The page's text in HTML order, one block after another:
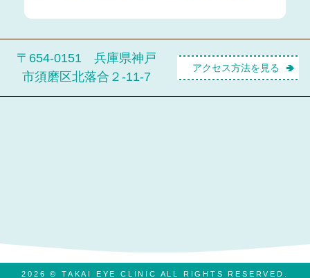
〒654-0151 兵庫県神戸
市須磨区北落合２-11-7
アクセス方法を見る
2026 © TAKAI EYE CLINIC ALL RIGHTS RESERVED.